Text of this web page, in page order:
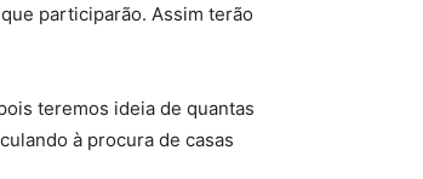
participarão. Assim terão
teremos ideia de quantas
à procura de casas